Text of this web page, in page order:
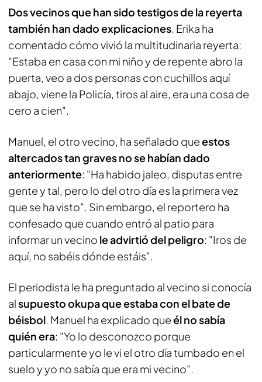
Dos vecinos que han sido testigos de la reyerta
también han dado explicaciones. Erika ha
comentado cómo vivió la multitudinaria reyerta:
"Estaba en casa con mi niño y de repente abro la
puerta, veo a dos personas con cuchillos aquí
abajo, viene la Policía, tiros al aire, era una cosa de
cero a cien".
Manuel, el otro vecino, ha señalado queestos
altercados tan graves no se habían dado
anteriormente: "Ha habido jaleo, disputas entre
gente y tal, pero lo del otro día es la primera vez
que se ha visto". Sin embargo, el reportero ha
confesado que cuando entró al patio para
informar un vecino le advirtió del peligro: "Iros de
aquí, no sabéis dónde estáis".
El periodista le ha preguntado al vecino si conocía
alsupuesto okupa que estaba con el bate de
béisbol. Manuel ha explicado queél no sabía
quién era: "Yo lo desconozco porque
particularmente yo le vi el otro día tumbado en el
suelo y yo no sabía que era mi vecino".